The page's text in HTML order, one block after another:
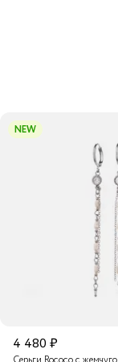
NEW
4 480 ₽